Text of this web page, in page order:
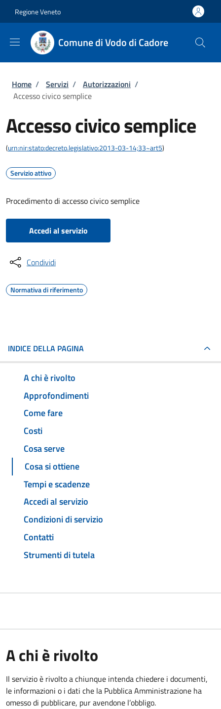
Regione Veneto
Comune di Vodo di Cadore
Briciole di pane
Home / Servizi / Autorizzazioni /
Accesso civico semplice
Accesso civico semplice
(urn:nir:stato:decreto.legislativo:2013-03-14;33~art5)
Servizio attivo
Procedimento di accesso civico semplice
Accedi al servizio
Condividi
Normativa di riferimento
INDICE DELLA PAGINA
A chi è rivolto
Approfondimenti
Come fare
Costi
Cosa serve
Cosa si ottiene
Tempi e scadenze
Accedi al servizio
Condizioni di servizio
Contatti
Strumenti di tutela
A chi è rivolto
Il servizio è rivolto a chiunque intenda chiedere i documenti,
le informazioni o i dati che la Pubblica Amministrazione ha
omesso di pubblicare, pur avendone l’obbligo.